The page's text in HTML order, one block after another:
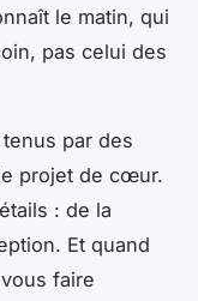
le matin, qui
pas celui des
par des
projet de cœur.
: de la
Et quand
faire